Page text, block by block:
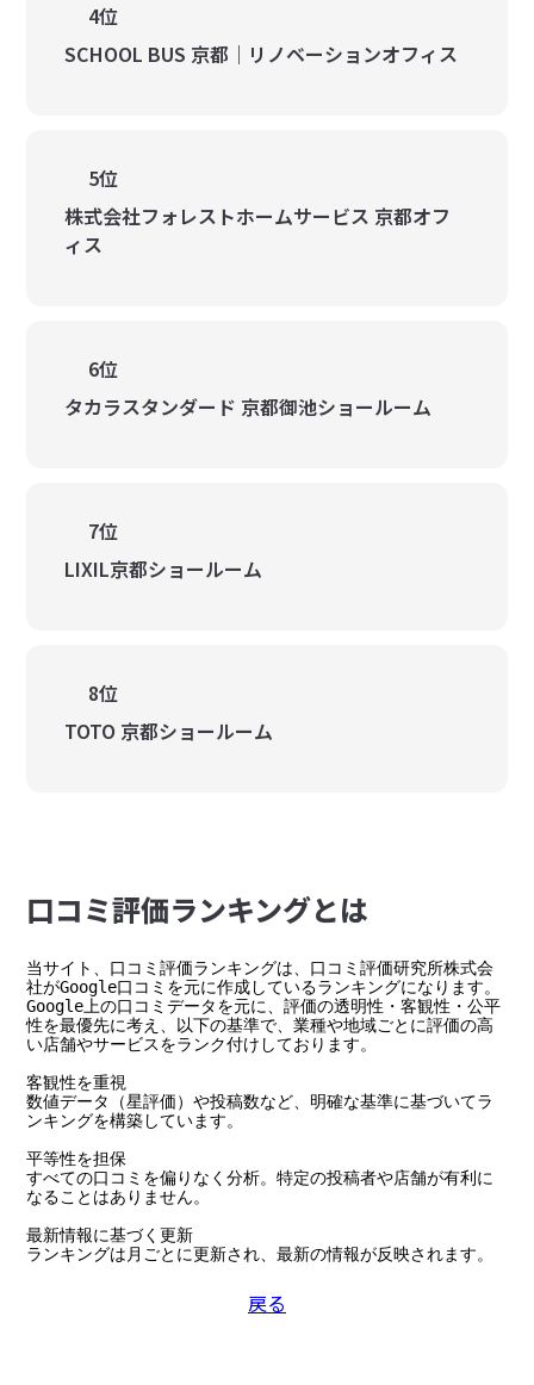
4位
SCHOOL BUS 京都｜リノベーションオフィス
5位
株式会社フォレストホームサービス 京都オフ
ィス
6位
タカラスタンダード 京都御池ショールーム
7位
LIXIL京都ショールーム
8位
TOTO 京都ショールーム
⼝コミ評価ランキングとは
当サイト、口コミ評価ランキングは、口コミ評価研究所株式会
社がGoogle口コミを元に作成しているランキングになります。
Google上の口コミデータを元に、評価の透明性・客観性・公平
性を最優先に考え、以下の基準で、業種や地域ごとに評価の高
い店舗やサービスをランク付けしております。
客観性を重視
数値データ（星評価）や投稿数など、明確な基準に基づいてラ
ンキングを構築しています。
平等性を担保
すべての口コミを偏りなく分析。特定の投稿者や店舗が有利に
なることはありません。
最新情報に基づく更新
ランキングは月ごとに更新され、最新の情報が反映されます。
戻る